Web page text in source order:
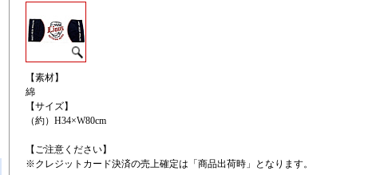
【素材】
綿
【サイズ】
（約）H34×W80cm
【ご注意ください】
※クレジットカード決済の売上確定は「商品出荷時」となります。